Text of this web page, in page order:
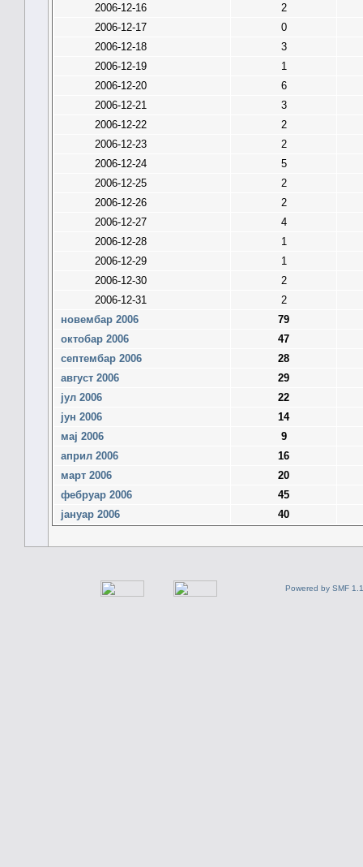
2006-12-16
2
2006-12-17
0
2006-12-18
3
2006-12-19
1
2006-12-20
6
2006-12-21
3
2006-12-22
2
2006-12-23
2
2006-12-24
5
2006-12-25
2
2006-12-26
2
2006-12-27
4
2006-12-28
1
2006-12-29
1
2006-12-30
2
2006-12-31
2
новембар 2006
79
октобар 2006
47
септембар 2006
28
август 2006
29
јул 2006
22
јун 2006
14
мај 2006
9
април 2006
16
март 2006
20
фебруар 2006
45
јануар 2006
40
Powered by SMF